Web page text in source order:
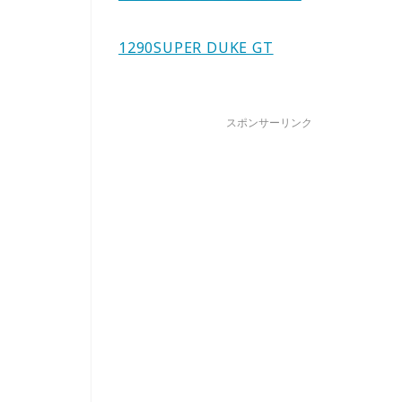
1290SUPER DUKE GT
スポンサーリンク